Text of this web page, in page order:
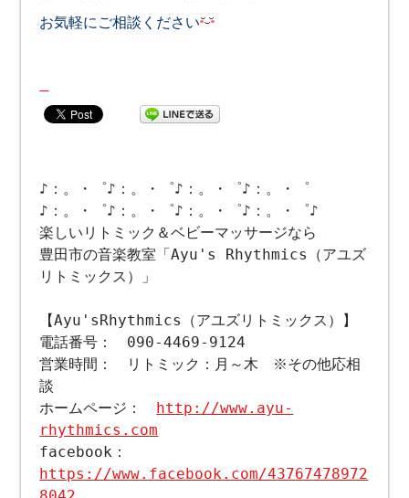
お気軽にご相談ください
♪：。・゜♪：。・゜♪：。・゜♪：。・゜
♪：。・゜♪：。・゜♪：。・゜♪：。・゜♪
楽しいリトミック＆ベビーマッサージなら
豊田市の音楽教室「Ayu's Rhythmics（アユズ
リトミックス）」
【Ayu'sRhythmics（アユズリトミックス）】
電話番号： 090-4469-9124
営業時間： リトミック：月～木 ※その他応相
談
ホームページ： http://www.ayu-
rhythmics.com
facebook：
https://www.facebook.com/43767478972